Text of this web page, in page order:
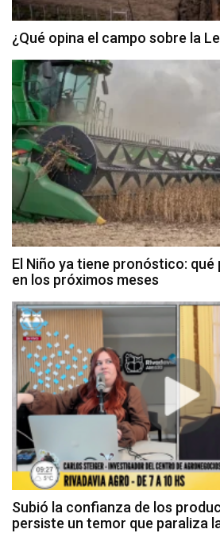
¿Qué opina el campo sobre la
El Niño ya tiene pronóstico:
en los próximos meses
Subió la confianza de los
persiste un temor que paraliza